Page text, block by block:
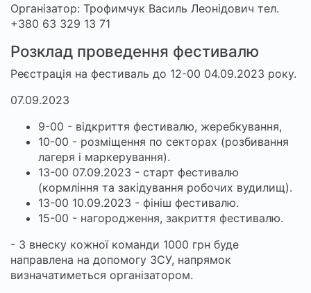
Організатор: Трофимчук Василь Леонідович тел.
+380 63 329 13 71
Розклад проведення фестивалю
Реєстрація на фестиваль до 12-00 04.09.2023 року.
07.09.2023
9-00 - відкриття фестивалю, жеребкування,
10-00 - розміщення по секторах (розбивання
лагеря і маркерування).
13-00 07.09.2023 - старт фестивалю
(кормління та закідування робочих вудилищ).
13-00 10.09.2023 - фініш фестивалю.
15-00 - нагородження, закриття фестивалю.
- З внеску кожної команди 1000 грн буде
направлена на допомогу ЗСУ, напрямок
визначатиметься організатором.